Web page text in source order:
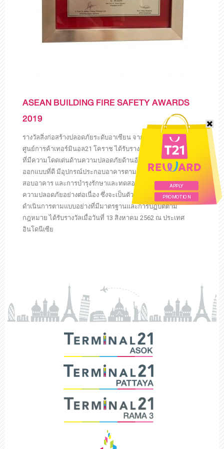
APPLY
PROMOTION
ASEAN BUILDING FIRE SAFETY AWARDS
2019
รางวัลสิ่งก่อสร้างปลอดภัยระดับอาเซียน จาก CAFEO37
ศูนย์การค้าเทอร์มินอล21 โคราช ได้รับรางวัลการประกวดอาคาร
ที่มีความโดดเด่นด้านความปลอดภัยด้านอัคคีภัย กล่าวคือ มีการ
ออกแบบที่ดี มีอุปกรณ์ประกอบอาคารตามกฎหมาย ผ่านการตรวจ
สอบอาคาร และการบำรุงรักษาและทดสอบสมรรถนะอุปกรณ์
ความปลอดภัยอย่างต่อเนื่อง ซึ่งจะเป็นตัวอย่างให้อาคารอื่น ๆ
ดำเนินการตามแบบอย่างที่มีมาตรฐานและการปฏิบัติตาม
กฎหมาย ได้รับรางวัลเมื่อวันที่ 13 สิงหาคม 2562 ณ ประเทศ
อินโดนีเซีย